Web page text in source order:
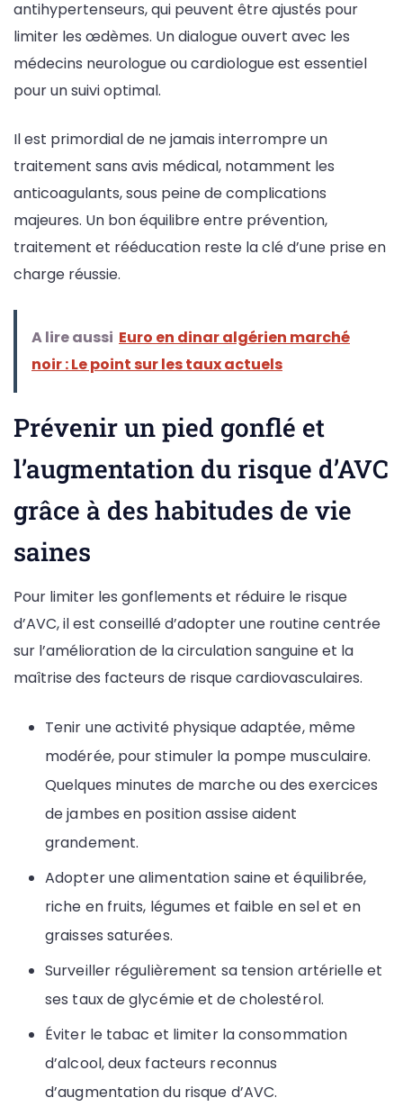
antihypertenseurs, qui peuvent être ajustés pour
limiter les œdèmes. Un dialogue ouvert avec les
médecins neurologue ou cardiologue est essentiel
pour un suivi optimal.
Il est primordial de ne jamais interrompre un
traitement sans avis médical, notamment les
anticoagulants, sous peine de complications
majeures. Un bon équilibre entre prévention,
traitement et rééducation reste la clé d’une prise en
charge réussie.
A lire aussi Euro en dinar algérien marché
noir : Le point sur les taux actuels
Prévenir un pied gonflé et
l’augmentation du risque d’AVC
grâce à des habitudes de vie
saines
Pour limiter les gonflements et réduire le risque
d’AVC, il est conseillé d’adopter une routine centrée
sur l’amélioration de la circulation sanguine et la
maîtrise des facteurs de risque cardiovasculaires.
Tenir une activité physique adaptée, même
modérée, pour stimuler la pompe musculaire.
Quelques minutes de marche ou des exercices
de jambes en position assise aident
grandement.
Adopter une alimentation saine et équilibrée,
riche en fruits, légumes et faible en sel et en
graisses saturées.
Surveiller régulièrement sa tension artérielle et
ses taux de glycémie et de cholestérol.
Éviter le tabac et limiter la consommation
d’alcool, deux facteurs reconnus
d’augmentation du risque d’AVC.